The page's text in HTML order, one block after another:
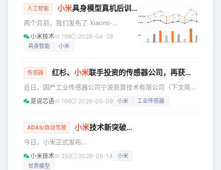
“人车家全生态”AI落地领域的前瞻性布局。 中国信通院人工智
能研究所联合业界多家单位编制并发布了《智能助手基准测试
通用框架》技术规范，围绕手机端智能助手的基础能力、端侧
人工智能 小米具身模型真机后训练开源， 机器人的“
两个月前，我们发布了 Xiaomi-
Robotics-0 模型，并深度分享了其在复
杂工业场景中的实战经验。模型发布首
Robotics-0 在全球开发者手中释放潜
“开箱即用”的生产力利器，今天我们给大
家带来新的能力演示并正式发布 Xiaomi-
小米技术 199 2026-04-28
具身智能 小米
传感器 红杉、 小米联手投资的传感器公司，再获新一轮融资！
近日，国产工业传感器公司宁波新算技术有限公司（下文简称
“新算技术”），官宣获得新一轮A轮融资，本轮融资投资方为
下投资平台，华立集团是中国电工仪表行业规模最大的企业，
案供应商；宁波创投引导基金为宁
是说芯语 166 2026-05-09 小米 工业传感器
ADAS/自动驾驶 小米技术新突破！Xiaomi OneVL 自动驾驶模型正式发布并全面开源
今日，小米正式发布
—— Xiaomi OneVL：一步式潜空间语言
视觉推理框架。该模型在业内率先实现
小米技术 252 2026-05-14
小米
世界模型